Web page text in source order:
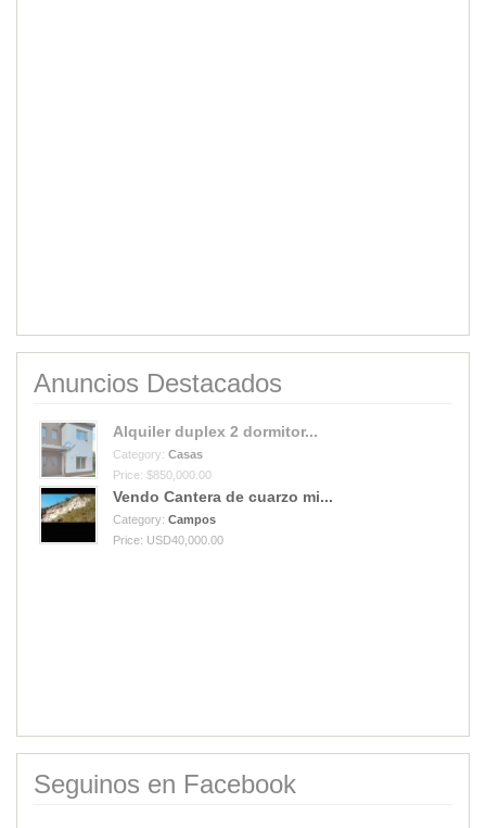
Anuncios Destacados
Alquiler duplex 2 dormitor...
Category: Casas
Price: $850,000.00
Vendo Cantera de cuarzo mi...
Category: Campos
Price: USD40,000.00
Seguinos en Facebook